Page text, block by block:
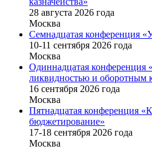
28 августа 2026 года
Москва
Семнадцатая конференция
10-11 сентября 2026 года
Москва
Одиннадцатая конференция
ликвидностью и оборотным
16 cентября 2026 года
Москва
Пятнадцатая конференция
бюджетирование»
17-18 сентября 2026 года
Москва